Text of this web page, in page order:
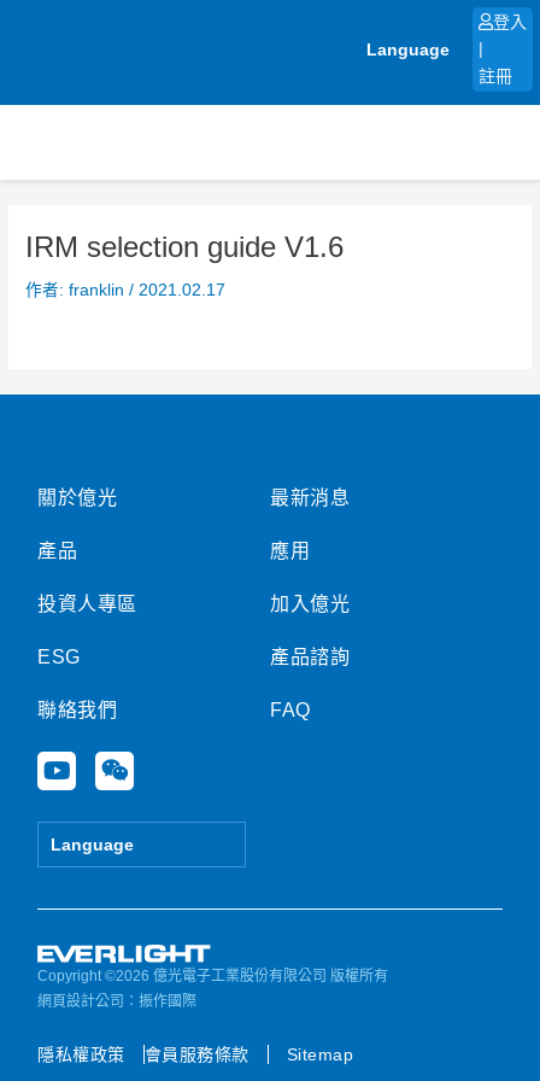
Language
登入
註冊
IRM selection guide V1.6
作者:franklin/ 2021.02.17
關於億光
產品
投資人專區
ESG
聯絡我們
Y
o
u
e
W
e
i
Language
最新消息
應用
加入億光
產品諮詢
FAQ
Copyright ©2026 億光電子工業股份有限公司 版權所有
網頁設計公司 ：振作國際
隱私權政策 會員服務條款 Sitemap